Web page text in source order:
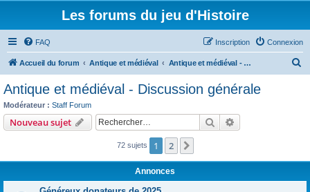
Les forums du jeu d'Histoire
FAQ Connexion
Inscription
Accueil du forum Antique et médiéval Antique et médiéval - Discussion générale
c
Antique et médiéval - Discussion générale
Modérateur : Staff Forum
Nouveau sujet Rechercher
72 sujets 1 2
Annonces